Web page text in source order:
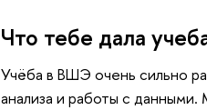
Что тебе дала
Учёба в ВШЭ очень сильно
анализа и работы с данными.